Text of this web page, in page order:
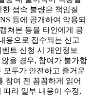
접속 불량은 책임질
등에 공개하여 악용되
쳐본 등을 타인에게 공
용으로 접수되는 신고
트 신청 시 개인정보
을 경우, 참여가 불가합
모두가 안전하고 즐거운
참여 전 꼼꼼하게 읽어
따라 일부 내용이 수정,